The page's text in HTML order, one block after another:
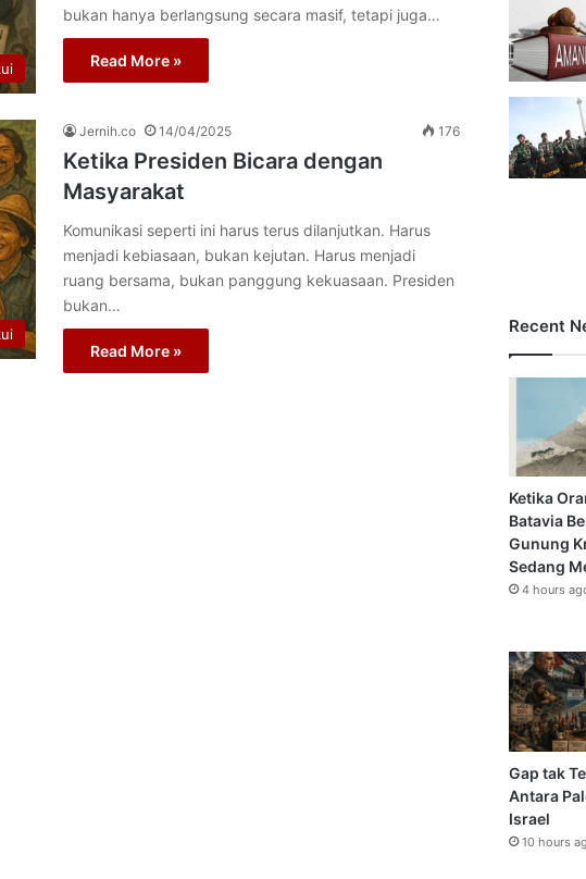
bukan hanya berlangsung secara masif, tetapi juga…
Read More »
Jernih.co 14/04/2025 176
Ketika Presiden Bicara dengan
Masyarakat
Komunikasi seperti ini harus terus dilanjutkan. Harus
menjadi kebiasaan, bukan kejutan. Harus menjadi
ruang bersama, bukan panggung kekuasaan. Presiden
bukan…
Read More »
Recent
Ketika
Batavia
Gunung
Sedang
4 hours
Gap tak
Antara
Israel
10 hours